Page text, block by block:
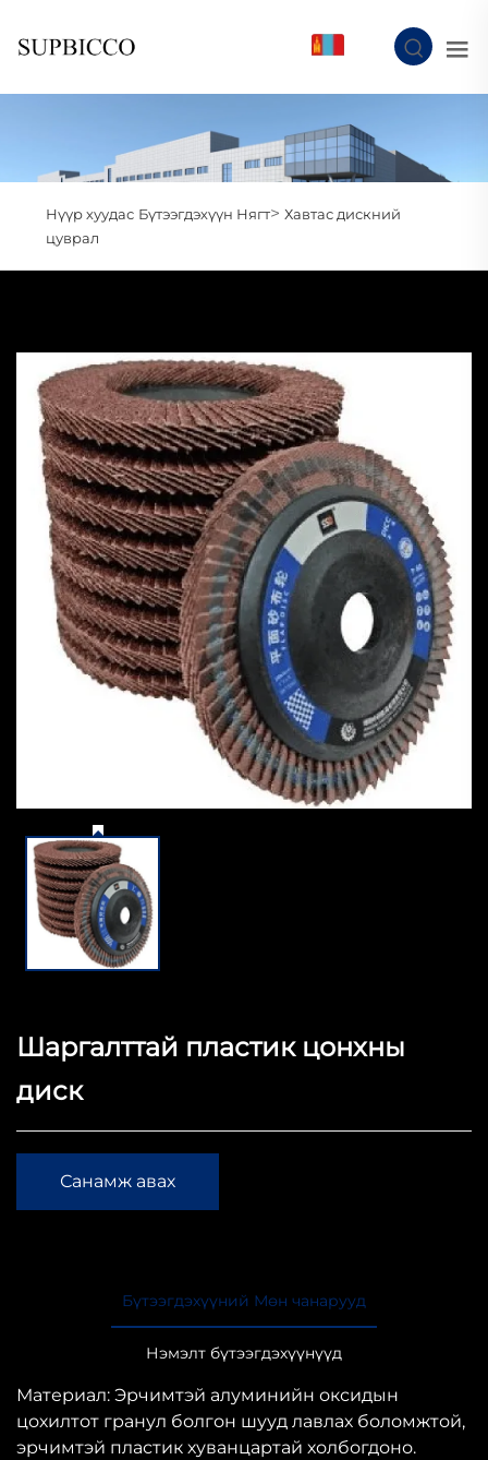
Нүүр хуудас Бүтээгдэхүүн Нягт> Хавтас дискний
цуврал
Шаргалттай пластик цонхны
диск
Санамж авах
Бүтээгдэхүүний Мөн чанарууд
Нэмэлт бүтээгдэхүүнүүд
Материал: Эрчимтэй алуминийн оксидын
цохилтот гранул болгон шууд лавлах боломжтой,
эрчимтэй пластик хуванцартай холбогдоно.